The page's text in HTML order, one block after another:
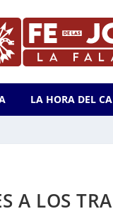
LA HORA DEL
A LOS